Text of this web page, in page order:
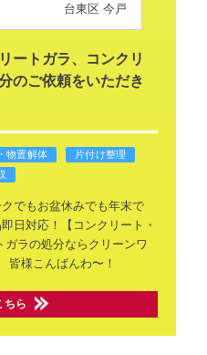
台東区 今戸
ートガラ、コンクリ
のご依頼をいただき
物置解体
片付け整理
でもお盆休みでも年末で
日対応！【コンクリート・
ガラの処分ならクリーンワ
皆様こんばんわ〜！
ちら